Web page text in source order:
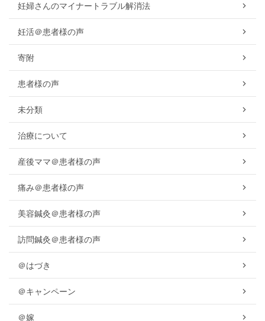
妊婦さんのマイナートラブル解消法
妊活＠患者様の声
寄附
患者様の声
未分類
治療について
産後ママ＠患者様の声
痛み＠患者様の声
美容鍼灸＠患者様の声
訪問鍼灸＠患者様の声
＠はづき
＠キャンペーン
＠嫁